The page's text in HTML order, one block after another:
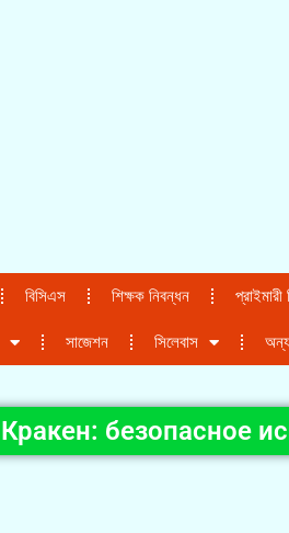
বিসিএস শিক্ষক নিবন্ধন
সাজেশন সিলেবাস
Кракен: безопасное